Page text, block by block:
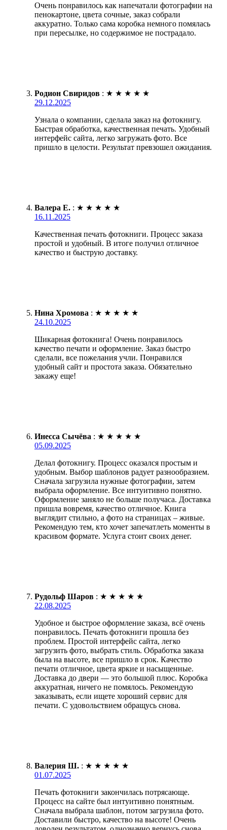
Очень понравилось как напечатали фотографии на
пенокартоне, цвета сочные, заказ собрали
аккуратно. Только сама коробка немного помялась
при пересылке, но содержимое не пострадало.
Родион Свиридов : ★ ★ ★ ★ ★
29.12.2025
Узнала о компании, сделала заказ на фотокнигу.
Быстрая обработка, качественная печать. Удобный
интерфейс сайта, легко загружать фото. Все
пришло в целости. Результат превзошел ожидания.
Валера Е. : ★ ★ ★ ★ ★
16.11.2025
Качественная печать фотокниги. Процесс заказа
простой и удобный. В итоге получил отличное
качество и быструю доставку.
Нина Хромова : ★ ★ ★ ★ ★
24.10.2025
Шикарная фотокнига! Очень понравилось
качество печати и оформление. Заказ быстро
сделали, все пожелания учли. Понравился
удобный сайт и простота заказа. Обязательно
закажу еще!
Инесса Сычёва : ★ ★ ★ ★ ★
05.09.2025
Делал фотокнигу. Процесс оказался простым и
удобным. Выбор шаблонов радует разнообразием.
Сначала загрузила нужные фотографии, затем
выбрала оформление. Все интуитивно понятно.
Оформление заняло не больше получаса. Доставка
пришла вовремя, качество отличное. Книга
выглядит стильно, а фото на страницах – живые.
Рекомендую тем, кто хочет запечатлеть моменты в
красивом формате. Услуга стоит своих денег.
Рудольф Шаров : ★ ★ ★ ★ ★
22.08.2025
Удобное и быстрое оформление заказа, всё очень
понравилось. Печать фотокниги прошла без
проблем. Простой интерфейс сайта, легко
загрузить фото, выбрать стиль. Обработка заказа
была на высоте, все пришло в срок. Качество
печати отличное, цвета яркие и насыщенные.
Доставка до двери — это большой плюс. Коробка
аккуратная, ничего не помялось. Рекомендую
заказывать, если ищете хороший сервис для
печати. С удовольствием обращусь снова.
Валерия Ш. : ★ ★ ★ ★ ★
01.07.2025
Печать фотокниги закончилась потрясающе.
Процесс на сайте был интуитивно понятным.
Сначала выбрала шаблон, потом загрузила фото.
Доставили быстро, качество на высоте! Очень